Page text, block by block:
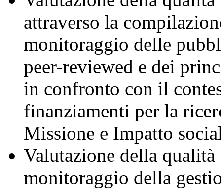
attraverso la
monitoraggio delle
peer-reviewed e dei
in confronto con il
finanziamenti per la
Missione e Impatto
Valutazione della
monitoraggio della